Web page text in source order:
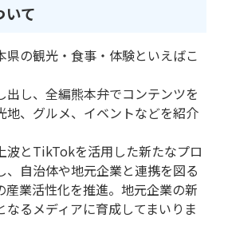
いて
県の観光・食事・体験といえばこ
出し、全編熊本弁でコンテンツを
地、グルメ、イベントなどを紹介
波とTikTokを活用した新たなプロ
、自治体や地元企業と連携を図る
産業活性化を推進。地元企業の新
なるメディアに育成してまいりま